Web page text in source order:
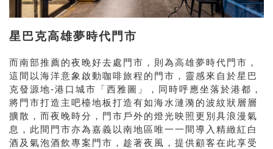
星巴克高雄夢時代門市
而南部推薦的夜晚好去處門市，則為高雄夢時代門市，
這間以海洋意象啟動咖啡旅程的門市，靈感來自於星巴
克發源地-港口城市「西雅圖」，同時呼應坐落於港都，
將門市打造主吧檯地板打造有如海水漣漪的波紋狀層層
擴散，而夜晚時分，門市戶外的燈光映照更別具浪漫氣
息，此間門市亦為嘉義以南地區唯一一間導入精緻紅白
酒及氣泡酒飲專案門市，趁著夜風，提供顧客在此享受